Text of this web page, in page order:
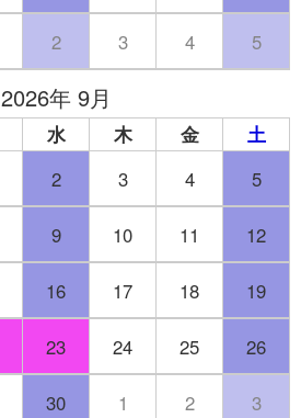
2 3 4 5
2026年 9月
水 木 金
土
2 3 4 5
9 10 11 12
16 17 18 19
23 24 25 26
30 1 2 3